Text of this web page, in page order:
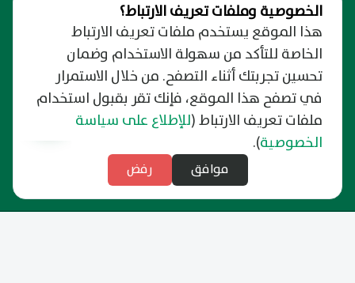
نظرة عامة
من نحن
حول البوابة الإلكترونية
الخصوصية وسرية المعلومات
شروط الإستخدام
الدعم والمساندة
التبليغ عن فساد
دليل وفعاليات الرياض
التوظيف
الخصوصية وملفات تعريف الارتباط؟
هذا الموقع يستخدم ملفات تعريف الارتباط
الخاصة للتأكد من سهولة الاستخدام وضمان
تحسين تجربتك أثناء التصفح. من خلال الاستمرار
في تصفح هذا الموقع، فإنك تقر بقبول استخدام
ملفات تعريف الارتباط(للإطلاع على سياسة
الخصوصية).
موافق رفض